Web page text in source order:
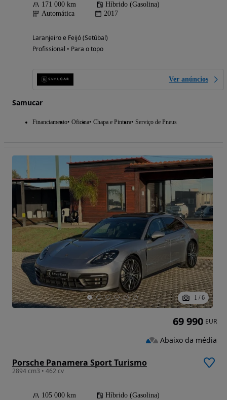
171 000 km
Híbrido (Gasolina)
Automática
2017
Laranjeiro e Feijó (Setúbal)
Profissional • Para o topo
Ver anúncios
Samucar
Financiamento Oficina Chapa e Pintura Serviço de Pneus
1 / 6
Porsche Panamera Sport Turismo
2894 cm3 • 462 cv
105 000 km
Híbrido (Gasolina)
69 990 EUR
Abaixo da média